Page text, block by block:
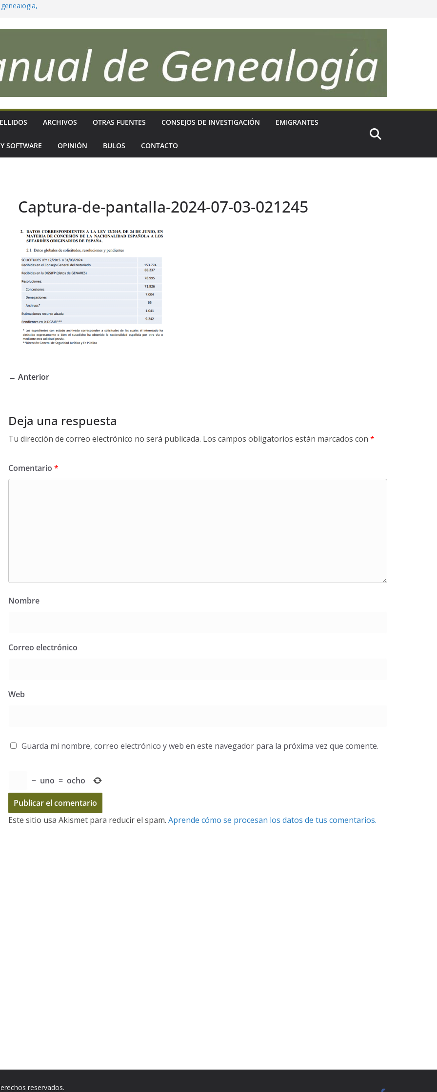
que reflejen
sigues?
ARCHIVOS OTRAS FUENTES CONSEJOS DE INVESTIGACIÓN EMIGRANTES
SOFTWARE OPINIÓN BULOS CONTACTO
Captura-de-pantalla-2024-07-03-021245
← Anterior
Deja una respuesta
Tu dirección de correo electrónico no será publicada. Los campos obligatorios están marcados con *
Comentario *
Nombre
Correo electrónico
Web
Guarda mi nombre, correo electrónico y web en este navegador para la próxima vez que comente.
− uno = ocho
Este sitio usa Akismet para reducir el spam. Aprende cómo se procesan los datos de tus comentarios.
reservados.